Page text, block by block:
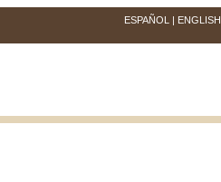
ESPAÑOL | ENGLISH